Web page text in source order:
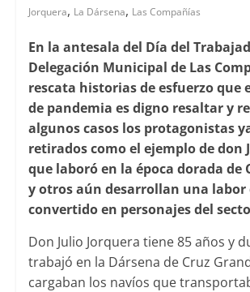
Jorquera, La Dársena, Las Compañías
En la antesala del Día del
Delegación Municipal de Las
rescata historias de esfuerzo que
de pandemia es digno resaltar y
algunos casos los protagonistas
retirados como el ejemplo de don
que laboró en la época dorada de
y otros aún desarrollan una labor
convertido en personajes del
Don Julio Jorquera tiene 85 años y
trabajó en la Dársena de Cruz
cargaban los navíos que